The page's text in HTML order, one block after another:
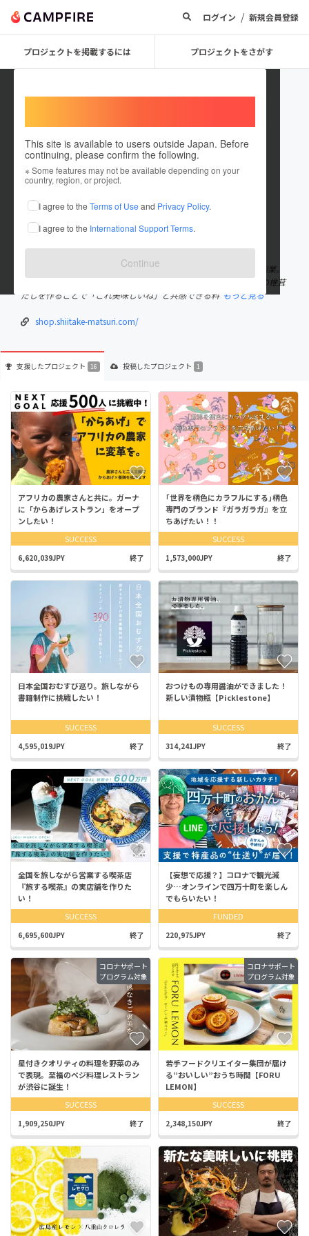
ログイン / 新規会員登録
プロジェクトを掲載するには プロジェクトをさがす
This site is available to users outside Japan. Before
continuing, please confirm the following.
※ Some features may not be available depending on your
country, region, or project.
I agree to the Terms of Use and Privacy Policy.
I agree to the International Support Terms.
Continue
Kento Takemura
これまでに16回支援して1件のプロジェクトを投稿しています
在住国：日本 現在地：東京都
出身国：日本 出身地：東京都
㈱椎茸祭の代表。新卒NTT→インド就職→チームラボ→椎茸祭を創業。
肉や魚を食べられない台湾人の奥さんと二人暮らし。肉や魚なしの椎茸
だしを作ることで「これ美味しいね」と共感できる料 もっと見る
shop.shiitake-matsuri.com/
支援したプロジェクト 16 投稿したプロジェクト 1
アフリカの農家さんと共に。ガーナ
に「からあげレストラン」をオープ
ンしたい！
SUCCESS
6,620,039JPY 終了
｢世界を柄色にカラフルにする｣柄色
専門のブランド『ガラガラガ』を立
ちあげたい！！
SUCCESS
1,573,000JPY 終了
日本全国おむすび巡り。旅しながら
書籍制作に挑戦したい！
SUCCESS
4,595,019JPY 終了
おつけもの専用醤油ができました！
新しい漬物瓶【Picklestone】
SUCCESS
314,241JPY 終了
全国を旅しながら営業する喫茶店
『旅する喫茶』の実店舗を作りた
い！
SUCCESS
6,695,600JPY 終了
【妄想で応援？】コロナで観光減
少…オンラインで四万十町を楽しん
でもらいたい！
FUNDED
220,975JPY 終了
コロナサポート
プログラム対象
星付きクオリティの料理を野菜のみ
で表現。至福のベジ料理レストラン
が渋谷に誕生！
SUCCESS
1,909,250JPY 終了
コロナサポート
プログラム対象
若手フードクリエイター集団が届け
る”おいしい”おうち時間【FORU
LEMON】
SUCCESS
2,348,150JPY 終了